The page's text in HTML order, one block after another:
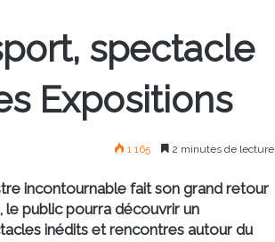
spectacle
Expositions
1 165 2 minutes de lecture
incontournable fait son grand retour
le public pourra découvrir un
inédits et rencontres autour du